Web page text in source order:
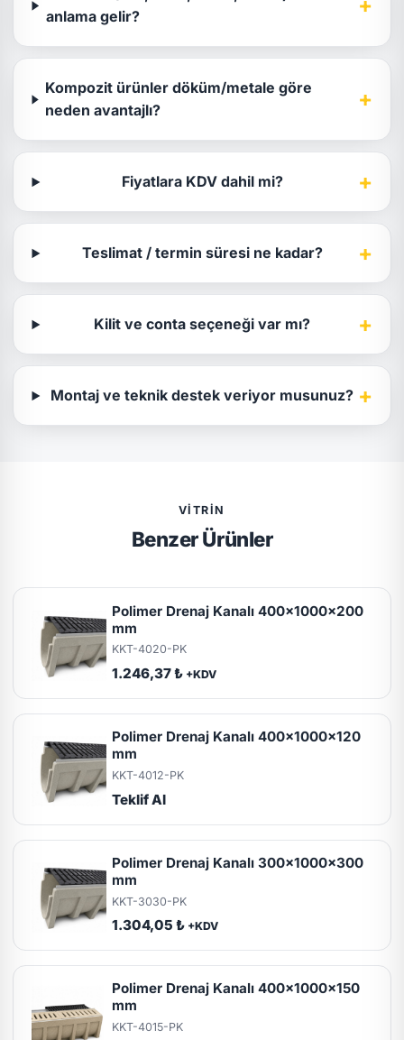
anlama gelir?
+
Kompozit ürünler döküm/metale göre
neden avantajlı?
+
Fiyatlara KDV dahil mi? +
Teslimat / termin süresi ne kadar? +
Kilit ve conta seçeneği var mı? +
Montaj ve teknik destek veriyor musunuz? +
VITRIN
Benzer Ürünler
Polimer Drenaj Kanalı 400x1000x200
mm
KKT-4020-PK
1.246,37 ₺ +KDV
Polimer Drenaj Kanalı 400x1000x120
mm
KKT-4012-PK
Teklif Al
Polimer Drenaj Kanalı 300x1000x300
mm
KKT-3030-PK
1.304,05 ₺ +KDV
Polimer Drenaj Kanalı 400x1000x150
mm
KKT-4015-PK